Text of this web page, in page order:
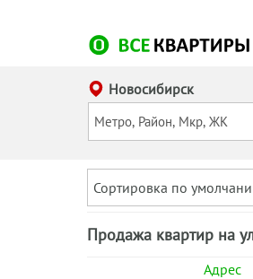
Новосибирск
Сортировка по
Продажа квартир на
Адрес